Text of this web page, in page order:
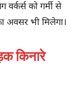
को गर्मी से
अवसर भी मिलेगा।
किनारे